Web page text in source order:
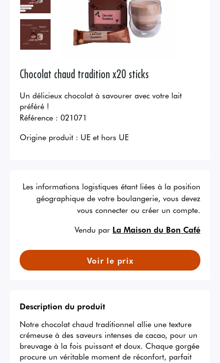
Chocolat chaud tradition x20 sticks
Un délicieux chocolat à savourer avec votre lait
préféré !
Référence : 021071
Origine produit : UE et hors UE
Les informations logistiques étant liées à la position
géographique de votre boulangerie, vous devez
vous connecter ou créer un compte.
Vendu par La Maison du Bon Café
Voir le prix
Description du produit
Notre chocolat chaud traditionnel allie une texture
crémeuse à des saveurs intenses de cacao, pour un
breuvage à la fois puissant et doux. Chaque gorgée
procure un véritable moment de réconfort, parfait